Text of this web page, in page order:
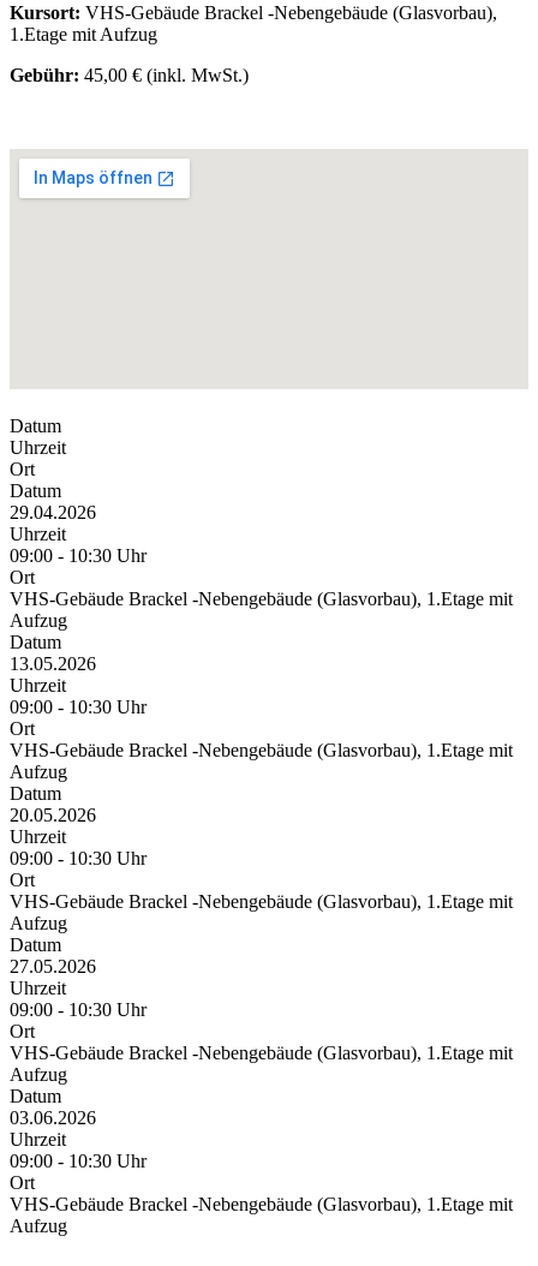
Kursort: VHS-Gebäude Brackel -Nebengebäude (Glasvorbau),
1.Etage mit Aufzug
Gebühr: 45,00 € (inkl. MwSt.)
Datum
Uhrzeit
Ort
Datum
29.04.2026
Uhrzeit
09:00 - 10:30 Uhr
Ort
VHS-Gebäude Brackel -Nebengebäude (Glasvorbau), 1.Etage mit
Aufzug
Datum
13.05.2026
Uhrzeit
09:00 - 10:30 Uhr
Ort
VHS-Gebäude Brackel -Nebengebäude (Glasvorbau), 1.Etage mit
Aufzug
Datum
20.05.2026
Uhrzeit
09:00 - 10:30 Uhr
Ort
VHS-Gebäude Brackel -Nebengebäude (Glasvorbau), 1.Etage mit
Aufzug
Datum
27.05.2026
Uhrzeit
09:00 - 10:30 Uhr
Ort
VHS-Gebäude Brackel -Nebengebäude (Glasvorbau), 1.Etage mit
Aufzug
Datum
03.06.2026
Uhrzeit
09:00 - 10:30 Uhr
Ort
VHS-Gebäude Brackel -Nebengebäude (Glasvorbau), 1.Etage mit
Aufzug